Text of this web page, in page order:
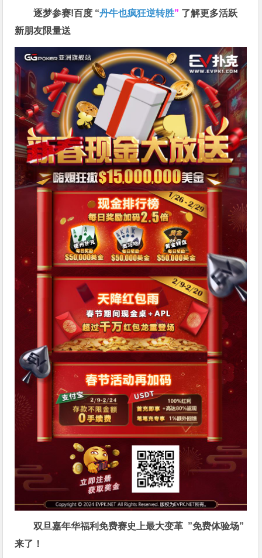
逐梦参赛!百度 “丹牛也疯狂逆转胜” 了解更多活跃
新朋友限量送
双旦嘉年华福利免费赛史上最大变革 ”免费体验场”
来了！